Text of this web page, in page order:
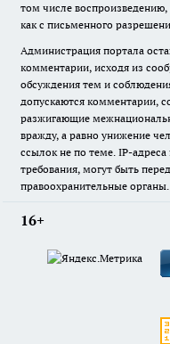
том числе
как с письменного
Администрация портала
комментарии, исходя из
обсуждения тем и
допускаются комментарии,
разжигающие
вражду, а равно унижение
ссылок не по теме. IP-
требования, могут быть
правоохранительные органы.
16+